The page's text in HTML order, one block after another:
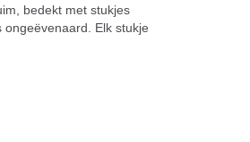
bedekt met stukjes
Elk stukje